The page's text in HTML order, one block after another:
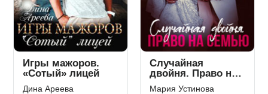
Игры мажоров.
«Сотый» лицей
Дина Ареева
Случайная
двойня. Право на
семью
Мария Устинова